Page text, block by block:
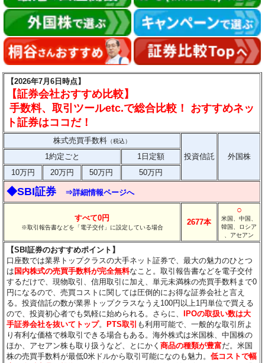
【2026年7月6日時点】
【証券会社おすすめ比較】
手数料、取引ツールetc.で総合比較！ おすすめネッ
ト証券はココだ！
株式売買手数料 （税込）
投資信託 外国株
1約定ごと
1日定額
10万円
20万円 50万円 50万円
◆SBI証券 ⇒詳細情報ページへ
すべて0円
※取引報告書などを「電子交付」に設定している場合
2677本
○
米国、中国、
韓国、ロシア
、アセアン
【SBI証券のおすすめポイント】
口座数では業界トップクラスの大手ネット証券で、最大の魅力のひとつ
は 国内株式の売買手数料が完全無料なこと。取引報告書などを電子交付
するだけで、現物取引、信用取引に加え、単元未満株の売買手数料まで0
円になるので、売買コストに関しては圧倒的にお得な証券会社と言え
る。投資信託の数が業界トップクラスなうえ100円以上1円単位で買える
ので、投資初心者でも気軽に始められる。さらに、
IPOの取扱い数は大
手証券会社を抜いてトップ。 PTS取引 も利用可能で、一般的な取引所よ
り有利な価格で株取引できる場合もある。海外株式は米国株、中国株の
ほか、アセアン株も取り扱うなど、とにかく商品の種類が豊富だ。米国
株の売買手数料が最低0米ドルから取引可能になのも魅力。低コストで幅